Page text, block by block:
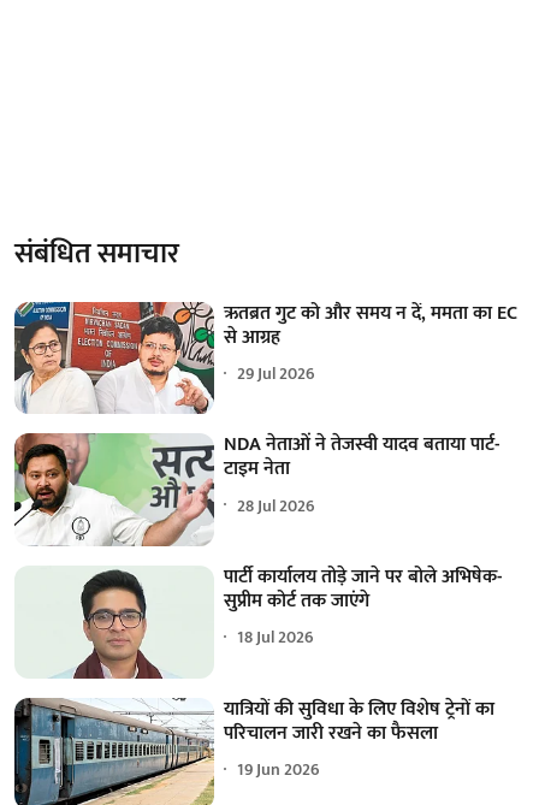
संबंधित समाचार
ऋतब्रत गुट को और समय न दें, ममता का EC
से आग्रह
29 Jul 2026
NDA नेताओं ने तेजस्वी यादव बताया पार्ट-
टाइम नेता
28 Jul 2026
पार्टी कार्यालय तोड़े जाने पर बोले अभिषेक-
सुप्रीम कोर्ट तक जाएंगे
18 Jul 2026
यात्रियों की सुविधा के लिए विशेष ट्रेनों का
परिचालन जारी रखने का फैसला
19 Jun 2026